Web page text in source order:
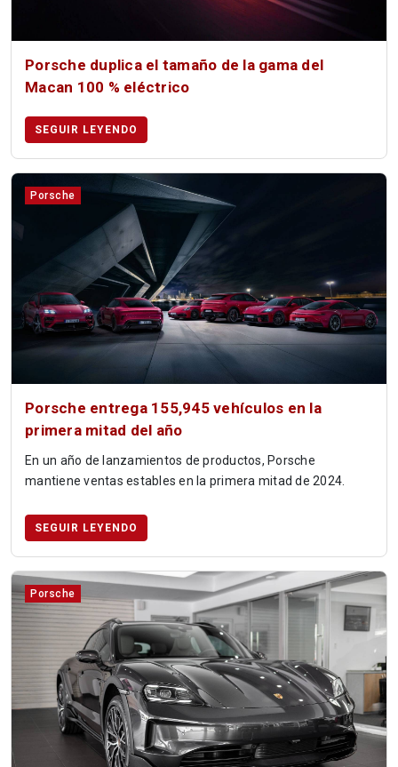
Porsche duplica el tamaño de la gama del
Macan 100 % eléctrico
SEGUIR LEYENDO
Porsche
Porsche entrega 155,945 vehículos en la
primera mitad del año
En un año de lanzamientos de productos, Porsche
mantiene ventas estables en la primera mitad de 2024.
SEGUIR LEYENDO
Porsche